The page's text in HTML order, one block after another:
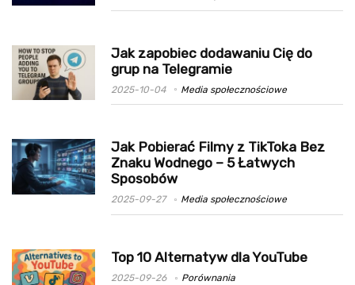
Jak zapobiec dodawaniu Cię do
grup na Telegramie
2025-10-04 Media społecznościowe
Jak Pobierać Filmy z TikToka Bez
Znaku Wodnego – 5 Łatwych
Sposobów
2025-09-27 Media społecznościowe
Top 10 Alternatyw dla YouTube
2025-09-26 Porównania